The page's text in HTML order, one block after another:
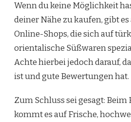
Wenn du keine Möglichkeit
deiner Nähe zu kaufen, gibt
Online-Shops, die sich auf
orientalische Süßwaren
Achte hierbei jedoch darauf,
ist und gute Bewertungen hat.
Zum Schluss sei gesagt: Beim
kommt es auf Frische,